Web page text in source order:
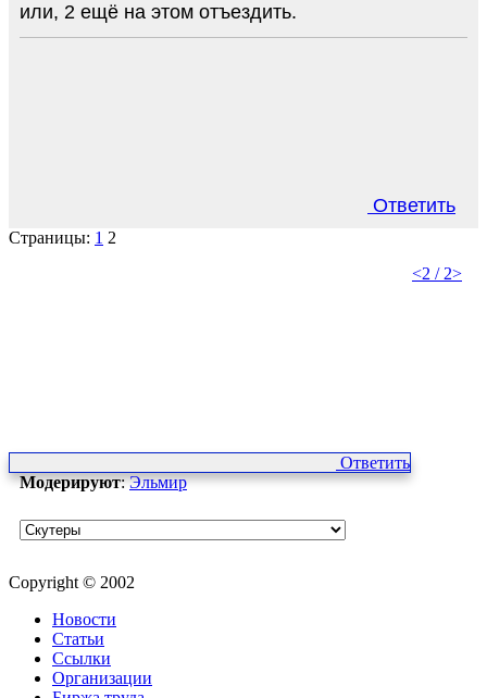
или, 2 ещё на этом отъездить.
Ответить
Страницы: 1 2
<2 / 2>
Ответить
Модерируют:Эльмир
Copyright © 2002
Новости
Статьи
Ссылки
Организации